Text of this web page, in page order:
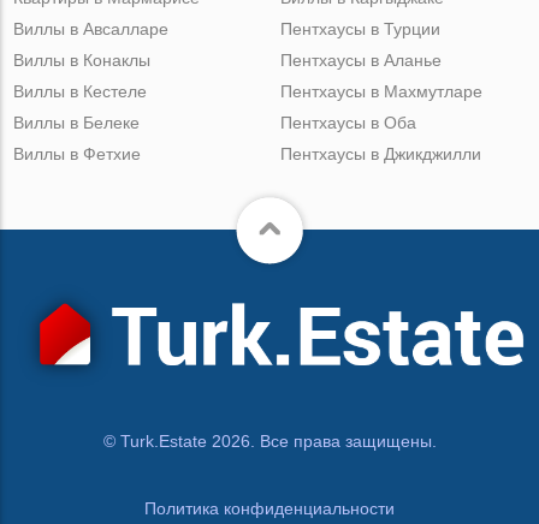
Виллы в Авсалларе
Виллы в Конаклы
Виллы в Кестеле
Виллы в Белеке
Виллы в Фетхие
Пентхаусы в Турции
Пентхаусы в Аланье
Пентхаусы в Махмутларе
Пентхаусы в Оба
Пентхаусы в Джикджилли
© Turk.Estate 2026. Все права защищены.
Политика конфиденциальности